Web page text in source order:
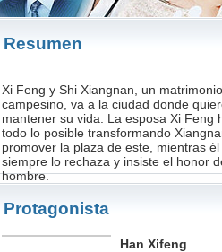
Resumen
Xi Feng y Shi Xiangnan, un matrimonio
campesino, va a la ciudad donde
mantener su vida. La esposa Xi Feng
todo lo posible transformando
promover la plaza de este, mientras él
siempre lo rechaza y insiste el honor
hombre.
Protagonista
Han Xifeng